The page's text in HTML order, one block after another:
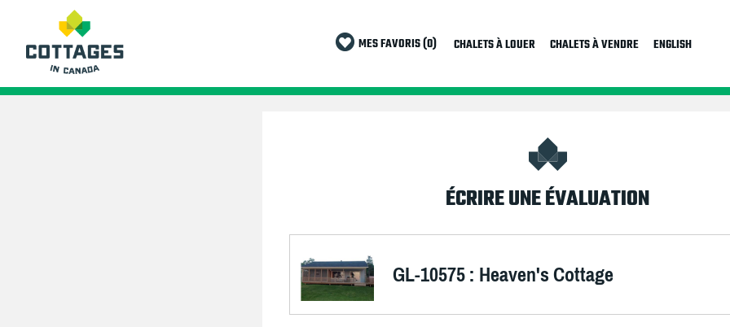
MES FAVORIS (0) CHALETS À LOUER CHALETS À VENDRE ENGLISH
ÉCRIRE UNE ÉVALUATION
GL-10575 : Heaven's Cottage